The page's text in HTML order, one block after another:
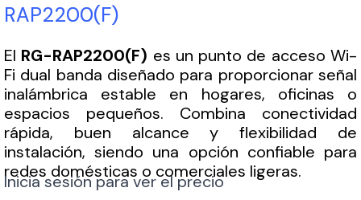
RAP2200(F)
El RG-RAP2200(F) es un punto de acceso Wi-
Fi dual banda diseñado para proporcionar señal
inalámbrica estable en hogares, oficinas o
espacios pequeños. Combina conectividad
rápida, buen alcance y flexibilidad de
instalación, siendo una opción confiable para
redes domésticas o comerciales ligeras.
Inicia sesión para ver el precio